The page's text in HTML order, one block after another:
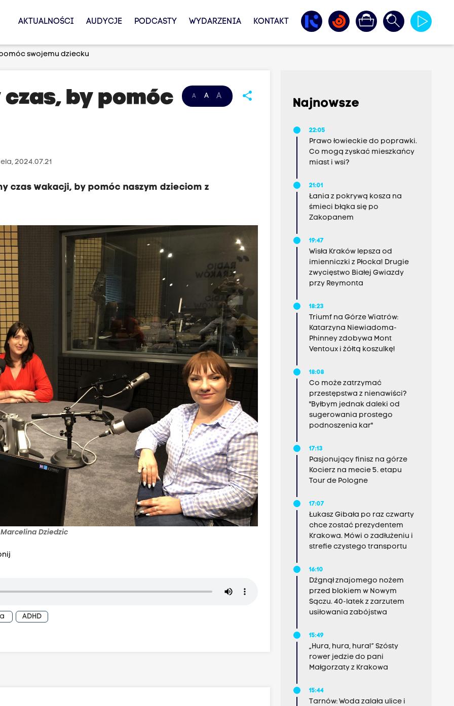
AKTUALNOŚCI AUDYCJE PODCASTY WYDARZENIA KONTAKT
swojemu dziecku
A A A share
by pomóc
2024.07.21
czas wakacji, by pomóc naszym dzieciom z
Dziedzic
ADHD
Najnowsze
22:05
Prawo łowieckie do poprawki.
Co mogą zyskać mieszkańcy
miast i wsi?
21:01
Łania z pokrywą kosza na
śmieci błąka się po
Zakopanem
19:47
Wisła Kraków lepsza od
imienniczki z Płocka! Drugie
zwycięstwo Białej Gwiazdy
przy Reymonta
18:23
Triumf na Górze Wiatrów:
Katarzyna Niewiadoma-
Phinney zdobywa Mont
Ventoux i żółtą koszulkę!
18:08
Co może zatrzymać
przestępstwa z nienawiści?
"Byłbym jednak daleki od
sugerowania prostego
podnoszenia kar"
17:13
Pasjonujący finisz na górze
Kocierz na mecie 5. etapu
Tour de Pologne
17:07
Łukasz Gibała po raz czwarty
chce zostać prezydentem
Krakowa. Mówi o zadłużeniu i
strefie czystego transportu
16:10
Dźgnął znajomego nożem
przed blokiem w Nowym
Sączu. 40-latek z zarzutem
usiłowania zabójstwa
15:49
„Hura, hura, hura!” Szósty
rower jedzie do pani
Małgorzaty z Krakowa
15:44
Tarnów: Woda zalała ulice i